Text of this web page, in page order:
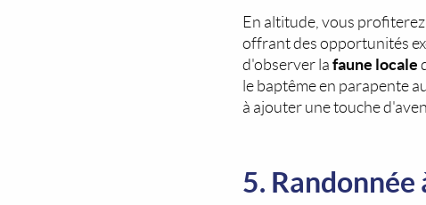
En altitude, vous
offrant des opportunités
d'observer la faune locale
le baptême en parapente
à ajouter une touche
5.